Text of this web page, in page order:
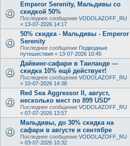
Emperor Serenity, Мальдивы со
скидкой 50%
Последнее сообщение VODOLAZOFF_RU
« 13-07-2026 14:17
50% скидка - Мальдивы - Emperor
Serenity
Последнее сообщение Подводные
путешествия « 13-07-2026 10:45
Дайвинг-сафари в Таиланде —
скидка 10% ещё действует!
Последнее сообщение VODOLAZOFF_RU
« 10-07-2026 14:38
Red Sea Aggressor II, август,
несколько мест по 899 USD*
Последнее сообщение VODOLAZOFF_RU
« 07-07-2026 13:57
Мальдивы, до 30% скидка на
сафари в августе и сентябре
Последнее сообщение VODOLAZOFF_RU
« 03-07-2026 10:32